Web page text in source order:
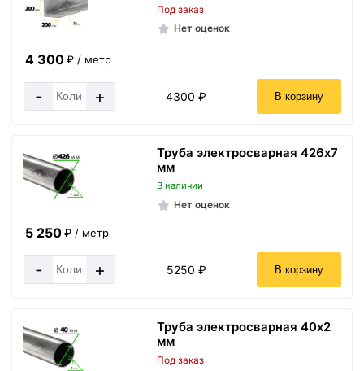
Под заказ
Нет оценок
4 300₽ / метр
- + 4300 ₽ В корзину
Труба электросварная 426х7
мм
В наличии
Нет оценок
5 250₽ / метр
- + 5250 ₽ В корзину
Труба электросварная 40х2
мм
Под заказ